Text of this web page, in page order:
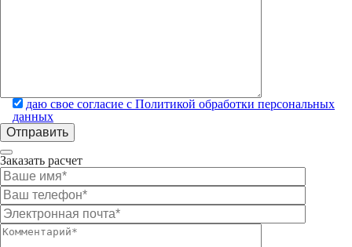
даю свое согласие с Политикой обработки персональных
данных
Заказать расчет